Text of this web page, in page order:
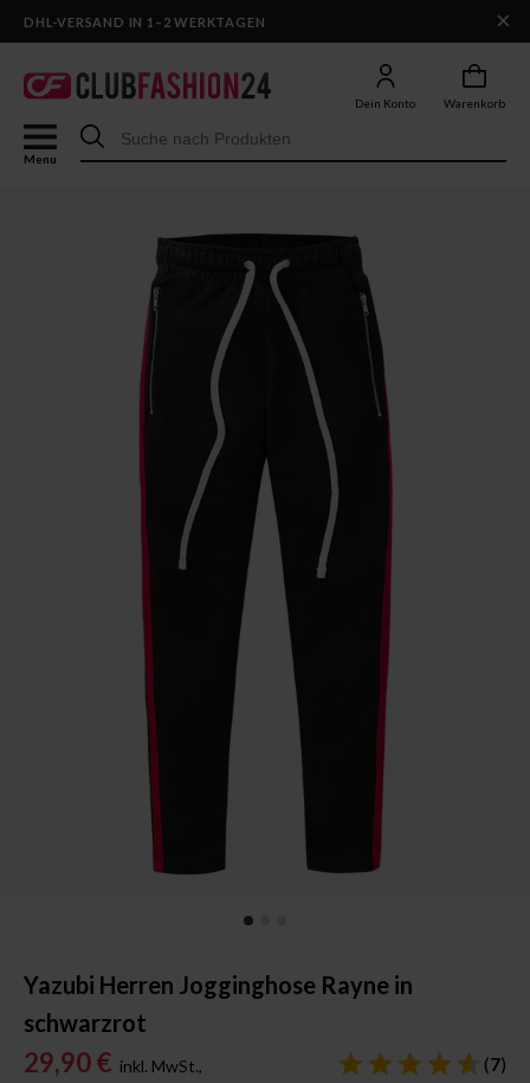
Dein Konto Warenkorb
Menu
DHL-VERSAND IN 1–2 WERKTAGEN ×
Yazubi Herren Jogginghose Rayne in
schwarzrot
29,90 € inkl. MwSt., (7)